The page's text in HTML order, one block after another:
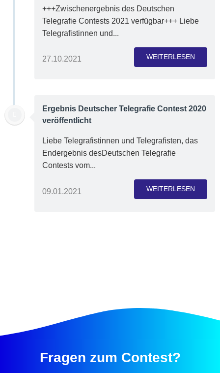
+++Zwischenergebnis des Deutschen
Telegrafie Contests 2021 verfügbar+++ Liebe
Telegrafistinnen und...
WEITERLESEN
27.10.2021
Ergebnis Deutscher Telegrafie Contest 2020
veröffentlicht
Liebe Telegrafistinnen und Telegrafisten, das
Endergebnis desDeutschen Telegrafie
Contests vom...
WEITERLESEN
09.01.2021
Fragen zum Contest?